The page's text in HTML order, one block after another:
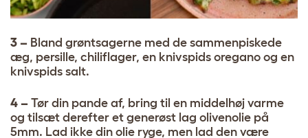
3 – Bland grøntsagerne med de sammenpiskede
æg, persille, chiliflager, en knivspids oregano og en
knivspids salt.
4 – Tør din pande af, bring til en middelhøj varme
og tilsæt derefter et generøst lag olivenolie på
5mm. Lad ikke din olie ryge, men lad den være